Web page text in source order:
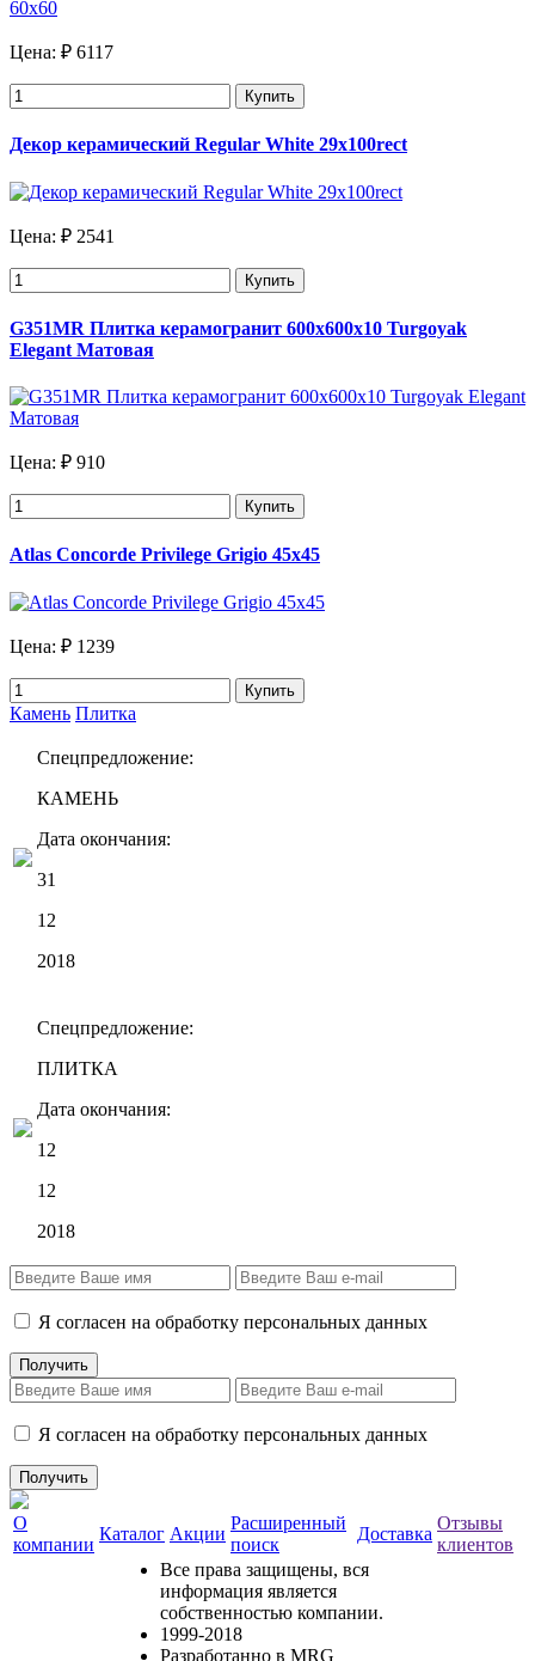
Цена: ₽ 6117
Купить
Декор керамический Regular White 29x100rect
Цена: ₽ 2541
Купить
G351MR Плитка керамогранит 600х600х10 Turgoyak
Elegant Матовая
Цена: ₽ 910
Купить
Atlas Concorde Privilege Grigio 45x45
Цена: ₽ 1239
Купить
Камень Плитка
Спецпредложение:
КАМЕНЬ
Дата окончания:
31
12
2018
Спецпредложение:
ПЛИТКА
Дата окончания:
12
12
2018
Я согласен на обработку персональных данных
Я согласен на обработку персональных данных
О
компании
Каталог Акции
Расширенный
поиск
Доставка
Отзывы
клиентов
Все права защищены, вся
информация является
собственностью компании.
1999-2018
Разработанно в MRG